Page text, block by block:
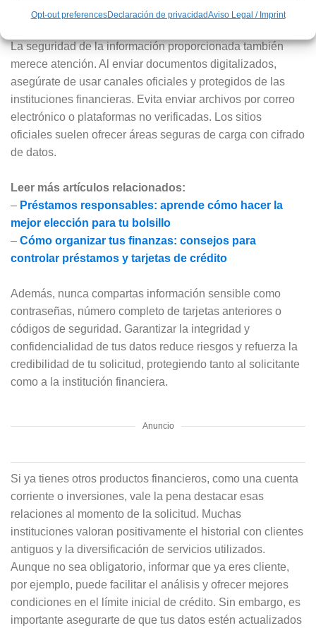
Opt-out preferencesDeclaración de privacidadAviso Legal / Imprint
• Historial crediticio monitoreado y sin deudas pendientes
La seguridad de la información proporcionada también
merece atención. Al enviar documentos digitalizados,
asegúrate de usar canales oficiales y protegidos de las
instituciones financieras. Evita enviar archivos por correo
electrónico o plataformas no verificadas. Los sitios
oficiales suelen ofrecer áreas seguras de carga con cifrado
de datos.
Leer más artículos relacionados:
– Préstamos responsables: aprende cómo hacer la
mejor elección para tu bolsillo
– Cómo organizar tus finanzas: consejos para
controlar préstamos y tarjetas de crédito
Además, nunca compartas información sensible como
contraseñas, número completo de tarjetas anteriores o
códigos de seguridad. Garantizar la integridad y
confidencialidad de tus datos reduce riesgos y refuerza la
credibilidad de tu solicitud, protegiendo tanto al solicitante
como a la institución financiera.
Anuncio
Si ya tienes otros productos financieros, como una cuenta
corriente o inversiones, vale la pena destacar esas
relaciones al momento de la solicitud. Muchas
instituciones valoran positivamente el historial con clientes
antiguos y la diversificación de servicios utilizados.
Aunque no sea obligatorio, informar que ya eres cliente,
por ejemplo, puede facilitar el análisis y ofrecer mejores
condiciones en el límite inicial de crédito. Sin embargo, es
importante asegurarte de que tus datos estén actualizados